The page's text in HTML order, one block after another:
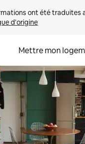
d'origine
Mettre mon